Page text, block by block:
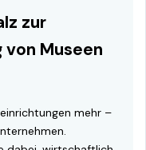
zur
Museen
mehr –